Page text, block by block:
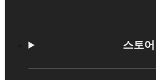
스토어